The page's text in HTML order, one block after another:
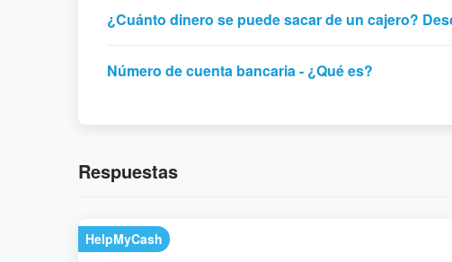
¿Cuánto dinero se puede sacar de un cajero?
Número de cuenta bancaria - ¿Qué es?
Respuestas
HelpMyCash